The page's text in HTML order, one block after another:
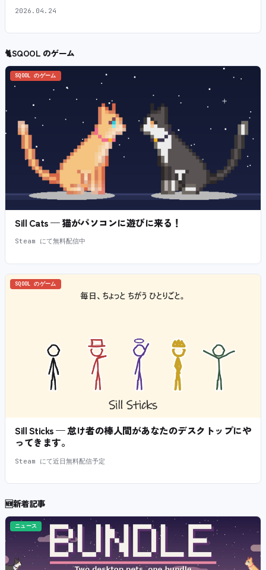
2026.04.24
🐈SQOOL のゲーム
SQOOL のゲーム
Sill Cats — 猫がパソコンに遊びに来る！
Steam にて無料配信中
SQOOL のゲーム
Sill Sticks — 怠け者の棒人間があなたのデスクトップにや
ってきます。
Steam にて近日無料配信予定
🆕新着記事
ニュース